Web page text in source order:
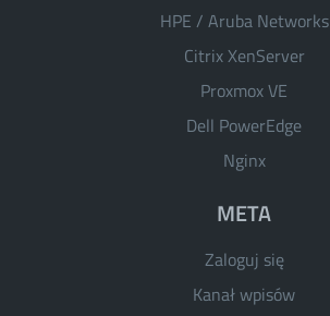
HPE / Aruba Networks
Citrix XenServer
Proxmox VE
Dell PowerEdge
Nginx
META
Zaloguj się
Kanał wpisów